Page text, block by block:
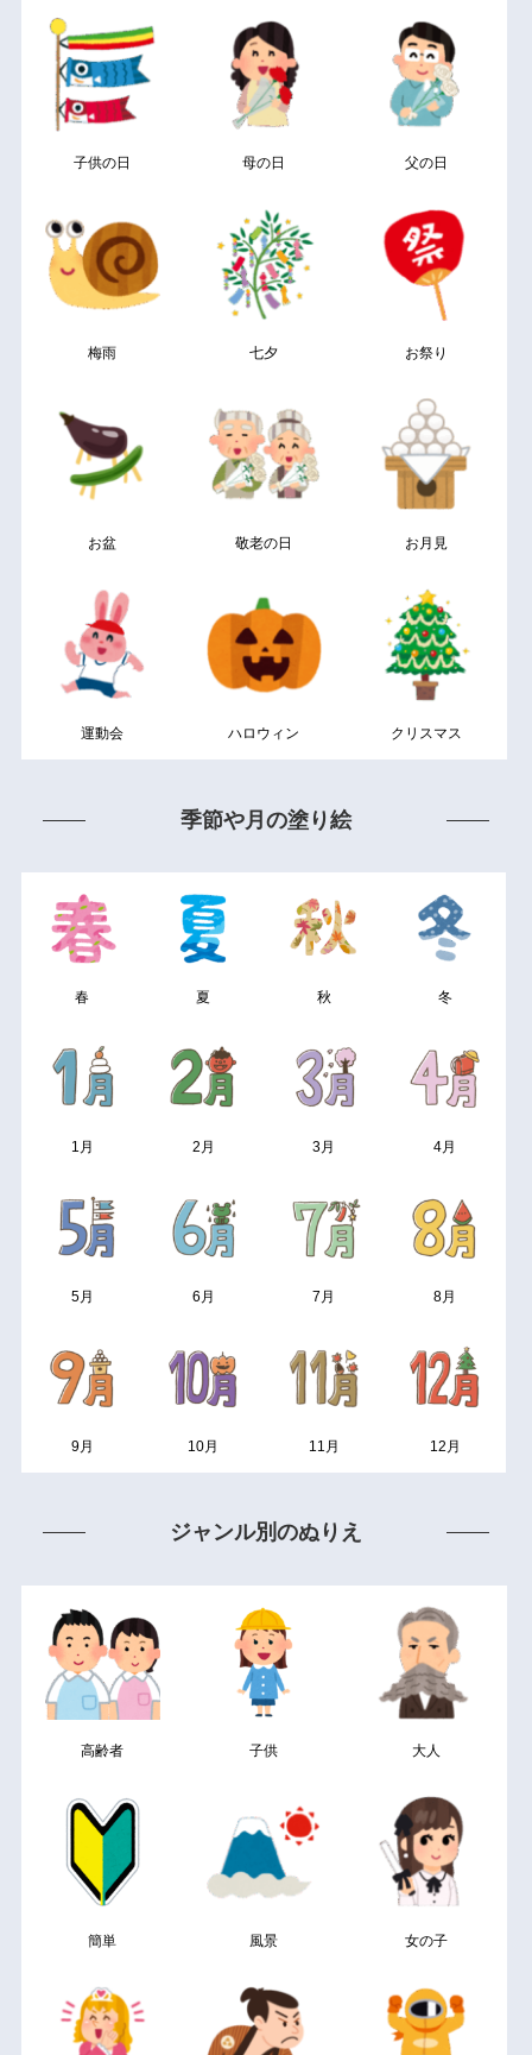
子供の日 母の日 父の日
梅雨 七夕 お祭り
お盆 敬老の日 お月見
運動会 ハロウィン クリスマス
季節や月の塗り絵
春 夏 秋 冬
1月 2月 3月 4月
5月 6月 7月 8月
9月 10月 11月 12月
ジャンル別のぬりえ
高齢者 子供 大人
簡単 風景 女の子